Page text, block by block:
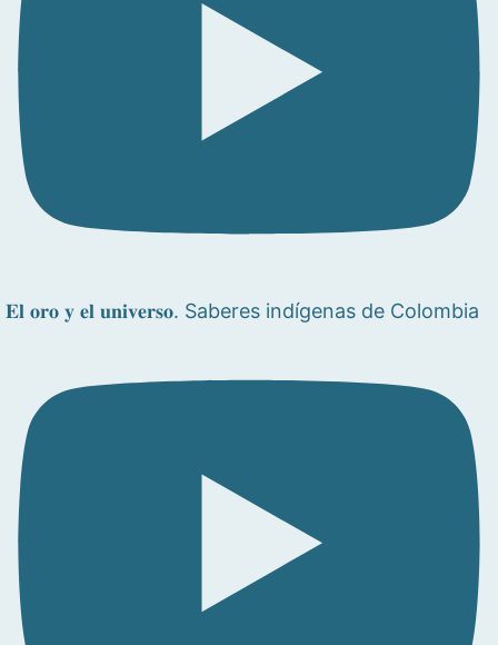
𝐄𝐥 𝐨𝐫𝐨 𝐲 𝐞𝐥 𝐮𝐧𝐢𝐯𝐞𝐫𝐬𝐨. Saberes indígenas de Colombia